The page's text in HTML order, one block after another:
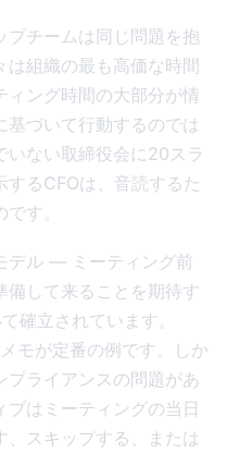
プチームは同じ問題を抱
は組織の最も高価な時間
ィング時間の大部分が情
基づいて行動するのでは
いない取締役会に20スラ
るCFOは、音読するた
す。
デル — ミーティング前
して来ることを期待す
確立されています。
モが定番の例です。しか
プライアンスの問題があ
ブはミーティングの当日
、スキップする、または